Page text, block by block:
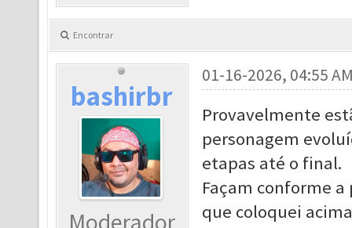
Encontrar
bashirbr
Moderador
01-16-2026, 04:55
Provavelmente
personagem
etapas até o final.
Façam conforme
que coloquei